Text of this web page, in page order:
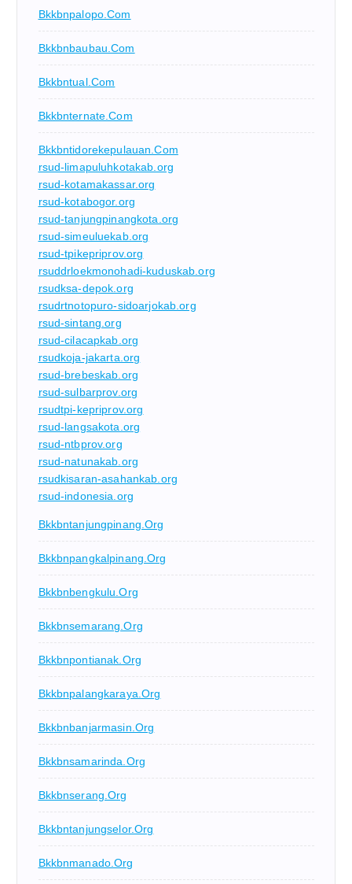
Bkkbnpalopo.com
Bkkbnbaubau.com
Bkkbntual.com
Bkkbnternate.com
Bkkbntidorekepulauan.com
rsud-limapuluhkotakab.org
rsud-kotamakassar.org
rsud-kotabogor.org
rsud-tanjungpinangkota.org
rsud-simeuluekab.org
rsud-tpikepriprov.org
rsuddrloekmonohadi-kuduskab.org
rsudksa-depok.org
rsudrtnotopuro-sidoarjokab.org
rsud-sintang.org
rsud-cilacapkab.org
rsudkoja-jakarta.org
rsud-brebeskab.org
rsud-sulbarprov.org
rsudtpi-kepriprov.org
rsud-langsakota.org
rsud-ntbprov.org
rsud-natunakab.org
rsudkisaran-asahankab.org
rsud-indonesia.org
Bkkbntanjungpinang.org
Bkkbnpangkalpinang.org
Bkkbnbengkulu.org
Bkkbnsemarang.org
Bkkbnpontianak.org
Bkkbnpalangkaraya.org
Bkkbnbanjarmasin.org
Bkkbnsamarinda.org
Bkkbnserang.org
Bkkbntanjungselor.org
Bkkbnmanado.org